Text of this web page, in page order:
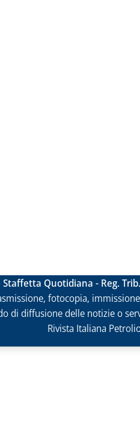
Staffetta Quotidiana - Reg.
fotocopia,
di diffusione delle notizie o
Rivista Italiana